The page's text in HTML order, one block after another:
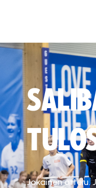
Jokainen ottelu.